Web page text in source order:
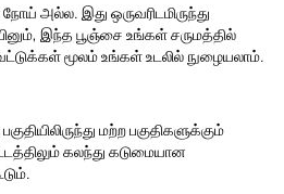
அல்ல. இது ஒருவரிடமிருந்து
இந்த பூஞ்சை உங்கள் சருமத்தில்
மூலம் உங்கள் உடலில் நுழையலாம்.
மற்ற பகுதிகளுக்கும்
கலந்து கடுமையான